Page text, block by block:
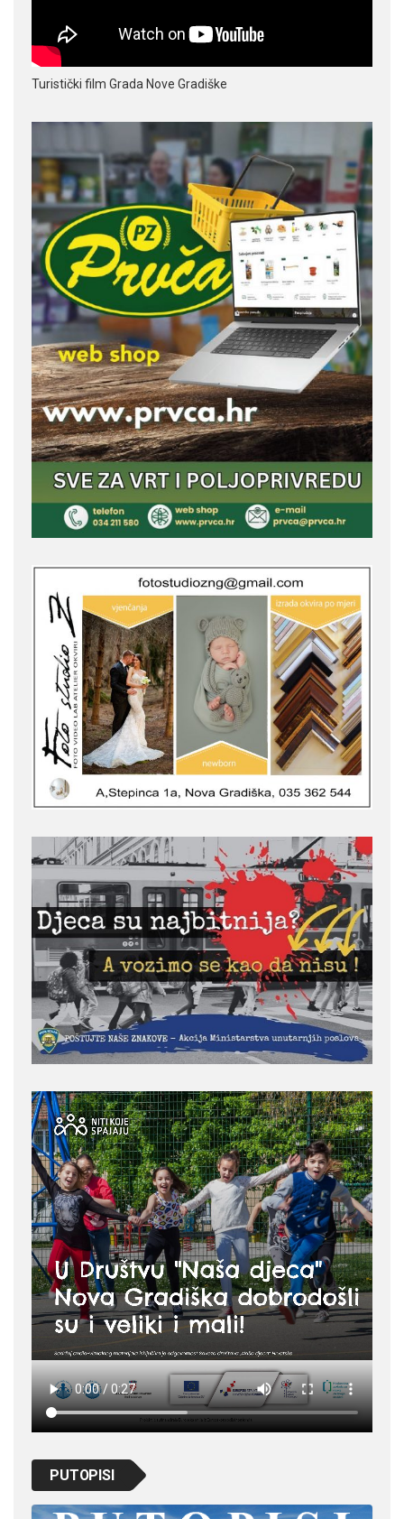
Turistički film Grada Nove Gradiške
PUTOPISI